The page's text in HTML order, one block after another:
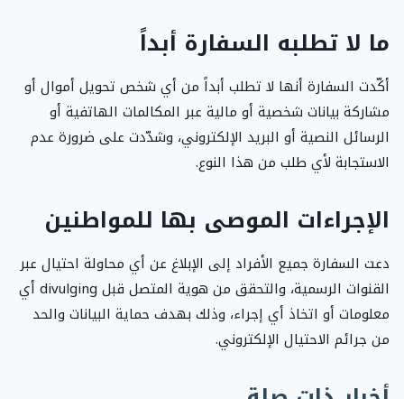
ما لا تطلبه السفارة أبداً
أكّدت السفارة أنها لا تطلب أبداً من أي شخص تحويل أموال أو
مشاركة بيانات شخصية أو مالية عبر المكالمات الهاتفية أو
الرسائل النصية أو البريد الإلكتروني، وشدّدت على ضرورة عدم
الاستجابة لأي طلب من هذا النوع.
الإجراءات الموصى بها للمواطنين
دعت السفارة جميع الأفراد إلى الإبلاغ عن أي محاولة احتيال عبر
القنوات الرسمية، والتحقق من هوية المتصل قبل divulging أي
معلومات أو اتخاذ أي إجراء، وذلك بهدف حماية البيانات والحد
من جرائم الاحتيال الإلكتروني.